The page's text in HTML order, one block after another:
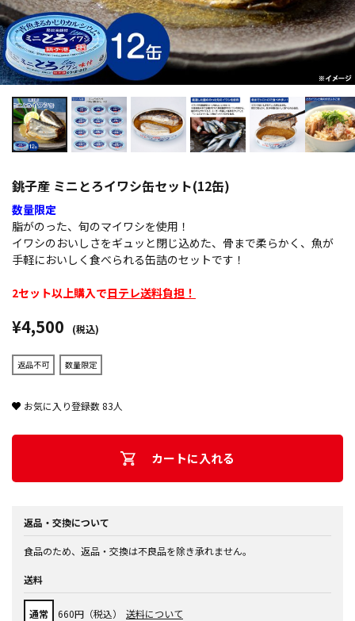
銚子産 ミニとろイワシ缶セット(12缶)
数量限定
脂がのった、旬のマイワシを使用！
イワシのおいしさをギュッと閉じ込めた、骨まで柔らかく、魚が
手軽においしく食べられる缶詰のセットです！
2セット以上購入で日テレ送料負担！
¥4,500 (税込)
返品不可 数量限定
お気に入り登録数 83人
カートに入れる
返品・交換について
食品のため、返品・交換は不良品を除き承れません。
送料
通常 660円（税込） 送料について